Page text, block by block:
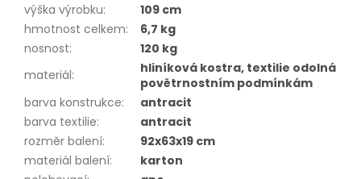
výška výrobku:
109 cm
hmotnost celkem:
6,7 kg
nosnost:
120 kg
materiál:
hliníková kostra, textilie odolná
povětrnostním podmínkám
barva konstrukce:
antracit
barva textilie:
antracit
rozměr balení:
92x63x19 cm
materiál balení:
karton